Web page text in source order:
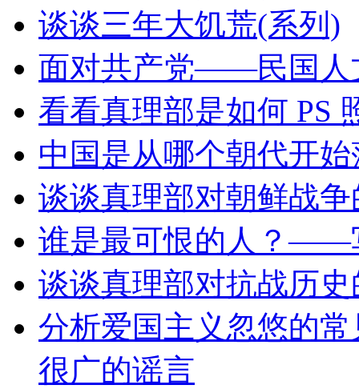
谈谈三年大饥荒(系列)
面对共产党——民国人
看看真理部是如何 PS
中国是从哪个朝代开
谈谈真理部对朝鲜战
谁是最可恨的人？——
谈谈真理部对抗战历
分析爱国主义忽悠的
很广的谣言